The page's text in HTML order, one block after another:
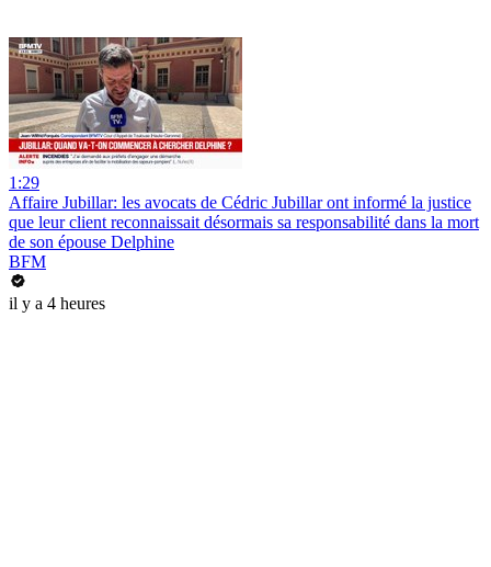
1:29
Affaire Jubillar: les avocats de Cédric Jubillar ont informé la justice
que leur client reconnaissait désormais sa responsabilité dans la mort
de son épouse Delphine
BFM
il y a 4 heures